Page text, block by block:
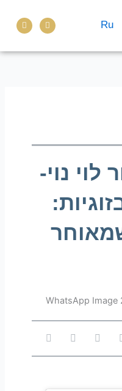
Ru
W
h
a
s
E
n
v
l
לוי נוי-